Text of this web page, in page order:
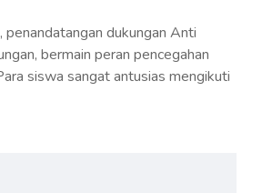
dukungan Anti
bermain peran pencegahan
siswa sangat antusias mengikuti